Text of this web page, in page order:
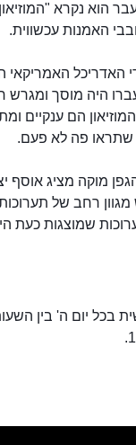
הוא נקרא
האמנות עכשווית.
האדריכל האמריקאי
היה מוסך ומגרש
הם ענקיים
שתראו פה לא פעם.
מוקה מציג אוסף
מגוון רחב של
שמוצגות כעת